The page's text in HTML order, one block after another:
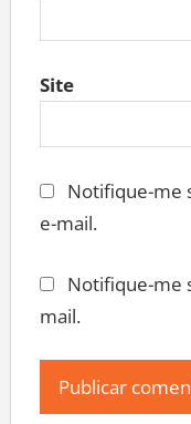
Site
Notifique-me
e-mail.
Notifique-me
mail.